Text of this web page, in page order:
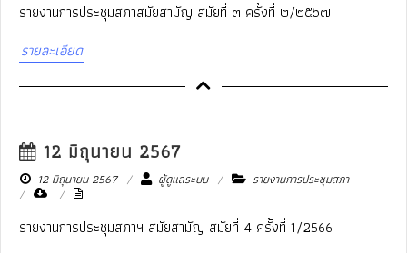
รายงานการประชุมสภาสมัยสามัญ สมัยที่ ๓ ครั้งที่ ๒/๒๕๖๗
รายละเอียด
12 มิถุนายน 2567
12 มิถุนายน 2567 ผู้ดูแลระบบ รายงานการประชุมสภา
รายงานการประชุมสภาฯ สมัยสามัญ สมัยที่ 4 ครั้งที่ 1/2566